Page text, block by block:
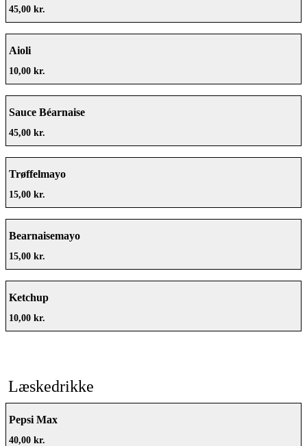
45,00 kr.
Aioli
10,00 kr.
Sauce Béarnaise
45,00 kr.
Trøffelmayo
15,00 kr.
Bearnaisemayo
15,00 kr.
Ketchup
10,00 kr.
Læskedrikke
Pepsi Max
40,00 kr.